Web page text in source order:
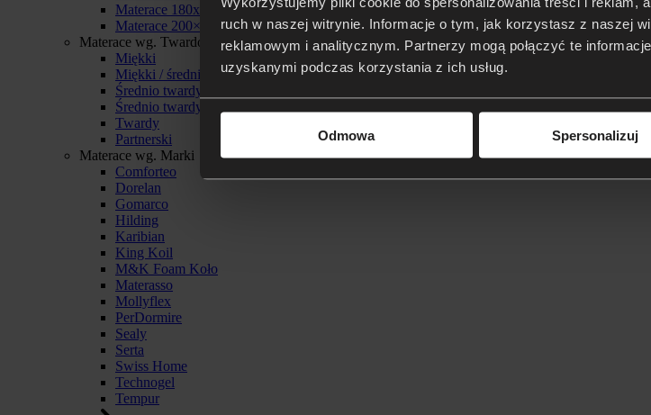
ruch w naszej witrynie. Informacje o tym, jak korzystasz z naszej
reklamowym i analitycznym. Partnerzy mogą połączyć te
uzyskanymi podczas korzystania z ich usług.
Odmowa Spersonalizuj
Materace 180x200
Materace 200×200
Materace wg. Twardości
Miękki
Miękki / średnio twardy
Średnio twardy
Średnio twardy / twardy
Twardy
Partnerski
Materace wg. Marki
Comforteo
Dorelan
Gomarco
Hilding
Karibian
King Koil
M&K Foam Koło
Materasso
Mollyflex
PerDormire
Sealy
Serta
Swiss Home
Technogel
Tempur